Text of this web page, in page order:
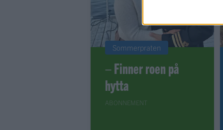
Sommerpraten
– Finner roen på
hytta
ABONNEMENT